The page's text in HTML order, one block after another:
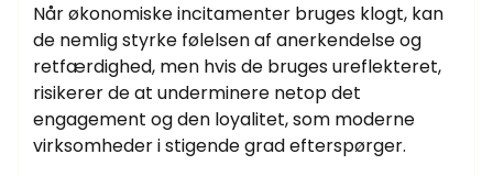
Når økonomiske incitamenter bruges klogt, kan
de nemlig styrke følelsen af anerkendelse og
retfærdighed, men hvis de bruges ureflekteret,
risikerer de at underminere netop det
engagement og den loyalitet, som moderne
virksomheder i stigende grad efterspørger.